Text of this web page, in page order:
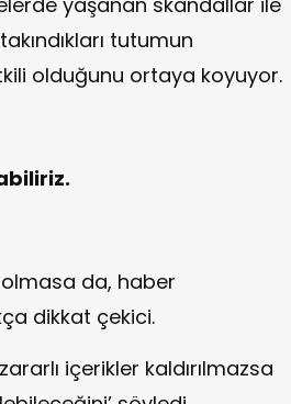
tutumun
olduğunu ortaya koyuyor.
olmasa da, haber
dikkat çekici.
içerikler kaldırılmazsa